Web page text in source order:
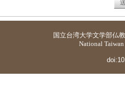
国立台湾大学文学部仏
National